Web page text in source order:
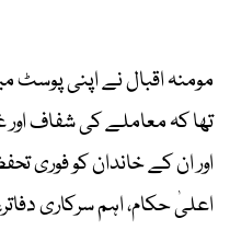
مومنہ اقبال نے اپنی پوسٹ
تھا کہ معاملے کی شفاف اور
اور ان کے خاندان کو فوری
اعلیٰ حکام، اہم سرکاری